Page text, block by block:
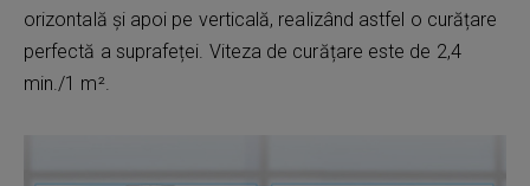
orizontală și apoi pe verticală, realizând astfel o curățare
perfectă a suprafeței. Viteza de curățare este de 2,4
min./1 m².